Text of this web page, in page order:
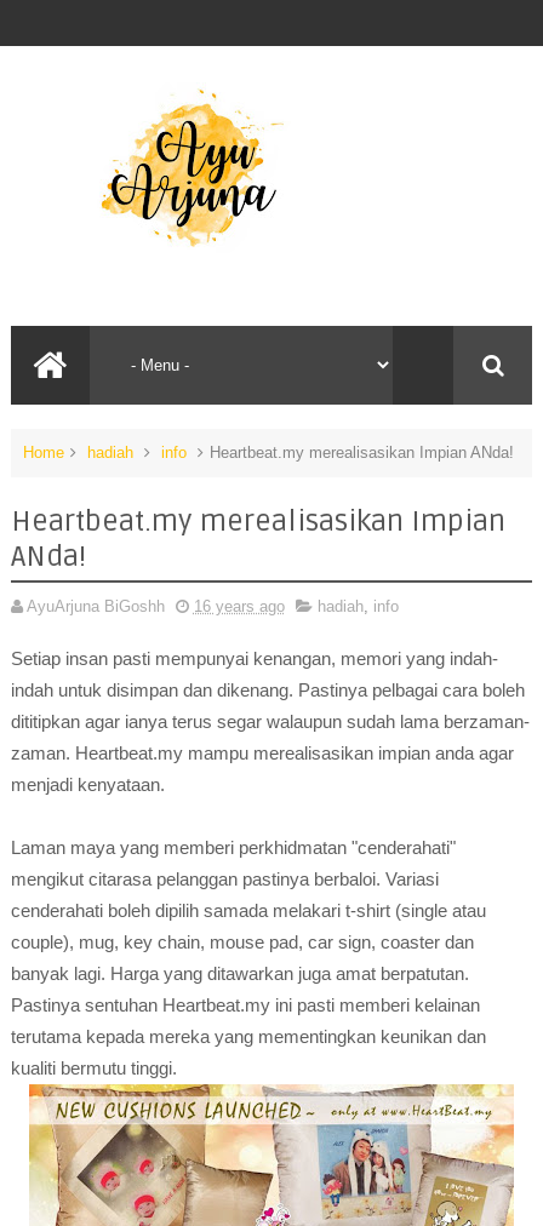
Home hadiah info Heartbeat.my merealisasikan Impian ANda!
Heartbeat.my merealisasikan Impian
ANda!
AyuArjuna BiGoshh 16 years ago hadiah, info
Setiap insan pasti mempunyai kenangan, memori yang indah-
indah untuk disimpan dan dikenang. Pastinya pelbagai cara boleh
dititipkan agar ianya terus segar walaupun sudah lama berzaman-
zaman. Heartbeat.my mampu merealisasikan impian anda agar
menjadi kenyataan.
Laman maya yang memberi perkhidmatan "cenderahati"
mengikut citarasa pelanggan pastinya berbaloi. Variasi
cenderahati boleh dipilih samada melakari t-shirt (single atau
couple), mug, key chain, mouse pad, car sign, coaster dan
banyak lagi. Harga yang ditawarkan juga amat berpatutan.
Pastinya sentuhan Heartbeat.my ini pasti memberi kelainan
terutama kepada mereka yang mementingkan keunikan dan
kualiti bermutu tinggi.